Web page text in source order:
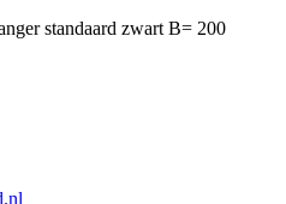
standaard zwart B= 200